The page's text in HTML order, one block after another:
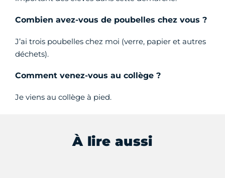
Combien avez-vous de poubelles chez vous ?
J’ai trois poubelles chez moi (verre, papier et autres
déchets).
Comment venez-vous au collège ?
Je viens au collège à pied.
À lire aussi